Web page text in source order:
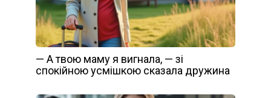
— А твою маму я вигнала, — зі
спокійною усмішкою сказала дружина